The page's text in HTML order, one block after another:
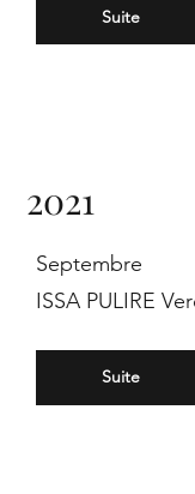
Suite
2021
Septembre
ISSA PULIRE
Suite